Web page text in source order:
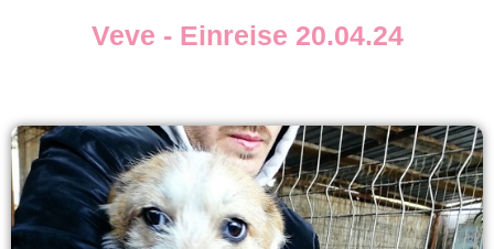
Veve - Einreise 20.04.24